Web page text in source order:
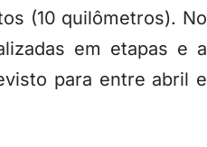
(10 quilômetros). No
em etapas e a
para entre abril e